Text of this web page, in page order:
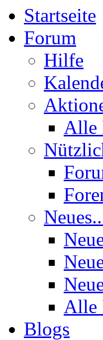
Startseite
Forum
Hilfe
Alle
Alle
Blogs